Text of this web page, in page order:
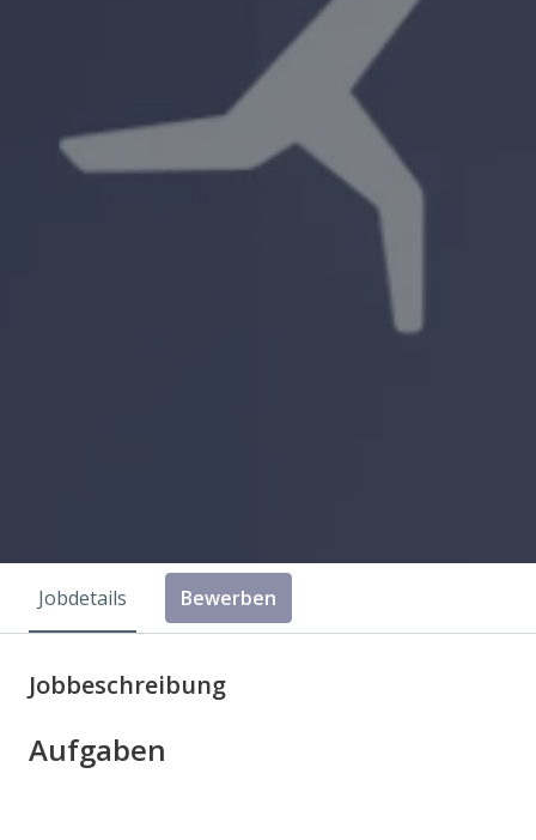
Jobdetails Bewerben
Jobbeschreibung
Aufgaben